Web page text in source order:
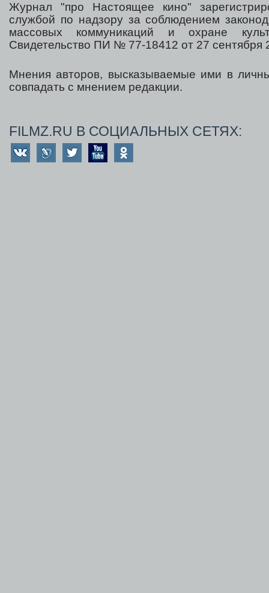
Журнал "про Настоящее кино"
службой по надзору за соблюдением
массовых коммуникаций и охране
Свидетельство ПИ № 77-18412 от 27 сентября
Мнения авторов, высказываемые ими в
совпадать с мнением редакции.
FILMZ.RU В СОЦИАЛЬНЫХ СЕТЯХ: